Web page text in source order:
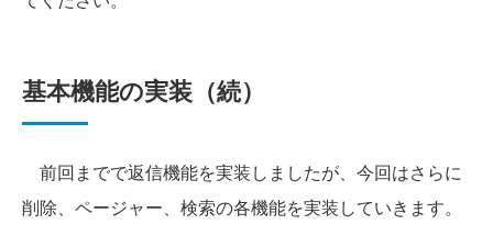
基本機能の実装（続）
前回までで返信機能を実装しましたが、今回はさらに
削除、ページャー、検索の各機能を実装していきます。